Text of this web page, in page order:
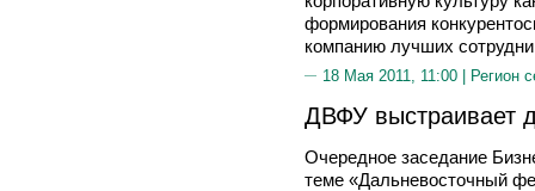
формирования
компанию лучших
18 Мая 2011, 11:00 | Регион
ДВФУ выстраивает
Очередное заседание
теме «Дальневосточный